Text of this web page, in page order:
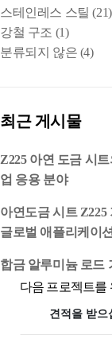
스테인레스 스틸 (21)
강철 구조 (1)
분류되지 않은 (4)
최근 게시물
Z225 아연 도금 시
업 응용 분야
아연도금 시트
글로벌 애플리케이션
합금 알루미늄 로드
다음 프로젝트를
견적을 받으